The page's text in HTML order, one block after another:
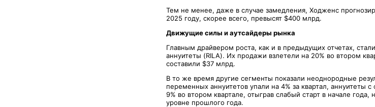
Тем не менее, даже в случае замедления, Ходженс
2025 году, скорее всего, превысят $400 млрд.
Движущие силы и аутсайдеры рынка
Главным драйвером роста, как и в предыдущих отчетах,
аннуитеты (RILA). Их продажи взлетели на 20% во втором
составили $37 млрд.
В то же время другие сегменты показали неоднородные
переменных аннуитетов упали на 4% за квартал, аннуитеты
9% во втором квартале, отыграв слабый старт в начале года,
уровне прошлого года.